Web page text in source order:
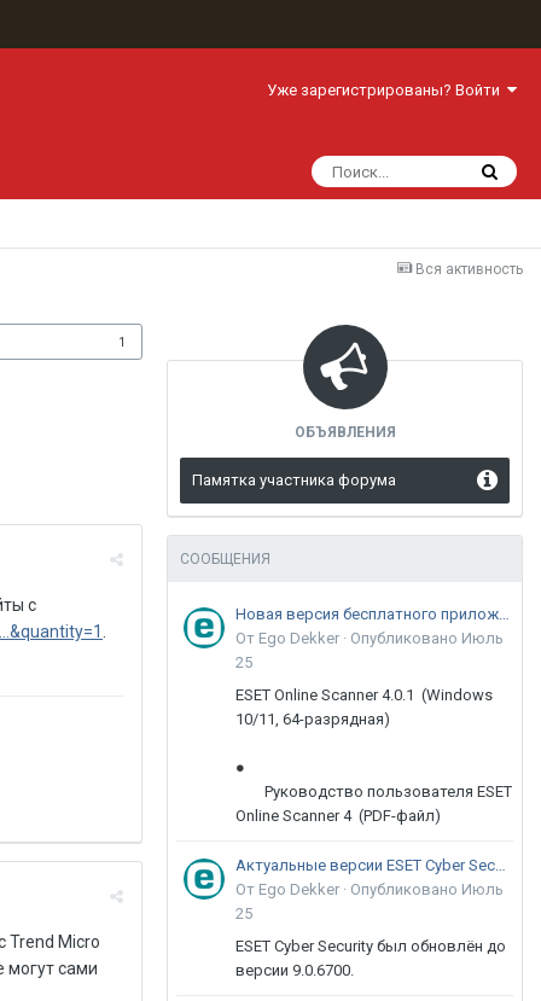
Уже зарегистрированы? Войти
Вся активность
1
с
Trend Micro
могут сами
ОБЪЯВЛЕНИЯ
Памятка участника форума
СООБЩЕНИЯ
Новая версия бесплатного приложения ESET Online Scanner доступна пользователям
От Ego Dekker · Опубликовано Июль
25
ESET Online Scanner 4.0.1 (Windows
10/11, 64-разрядная)
●
Руководство пользователя ESET
Online Scanner 4 (PDF-файл)
Актуальные версии ESET Cyber Security 9
От Ego Dekker · Опубликовано Июль
25
ESET Cyber Security был обновлён до
версии 9.0.6700.